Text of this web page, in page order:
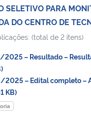
SELETIVO PARA
DO CENTRO DE
(total de 2 itens)
– Resultado –
– Edital completo –
KB)